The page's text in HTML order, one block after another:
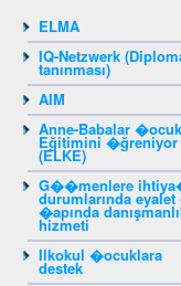
ELMA
IQ-Netzwerk
tanınması)
AIM
Anne-Babalar �ocuk
Eğitimini �ğreniyor
(ELKE)
G��menlere
durumlarında eyalet
�apında
hizmeti
Ilkokul �ocuklara
destek